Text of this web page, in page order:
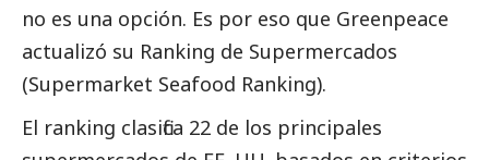
no es una opción. Es por eso que Greenpeace
actualizó su Ranking de Supermercados
(Supermarket Seafood Ranking).
El ranking clasifica 22 de los principales